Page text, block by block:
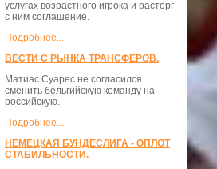
услугах возрастного игрока и расторг
с ним соглашение.
Подробнее...
ВЕСТИ С РЫНКА ТРАНСФЕРОВ.
Матиас Суарес не согласился
сменить бельгийскую команду на
российскую.
Подробнее...
НЕМЕЦКАЯ БУНДЕСЛИГА - ОПЛОТ
СТАБИЛЬНОСТИ.